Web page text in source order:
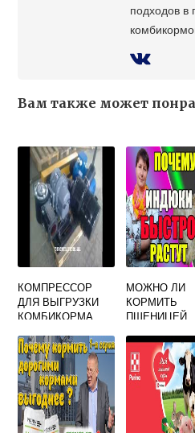
подходов в
Вам также может
КОМПРЕССОР
ДЛЯ ВЫГРУЗКИ
КОМБИКОРМА
МОЖНО ЛИ
КОРМИТЬ
ПШЕНИЦЕЙ